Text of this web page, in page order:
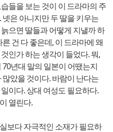
들을 보는 것이 이 드라마의 주
은 아니지만 두 딸을 키우는
으면 딸들과 어떻게 지낼까 하
건 다 좋은데, 이 드라마에 왜
인가 하는 생각이 들었다. 뭐,
년대 말의 일본이 어땠는지
았을 것이다. 바람이 난다는
이다. 상대 여성도 필요하다.
열린다.
보다 자극적인 소재가 필요하